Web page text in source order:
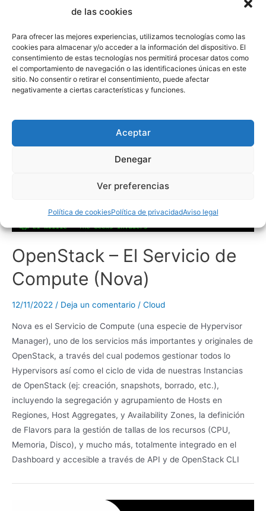
de las cookies
Para ofrecer las mejores experiencias, utilizamos tecnologías como las
cookies para almacenar y/o acceder a la información del dispositivo. El
consentimiento de estas tecnologías nos permitirá procesar datos como
el comportamiento de navegación o las identificaciones únicas en este
sitio. No consentir o retirar el consentimiento, puede afectar
negativamente a ciertas características y funciones.
Aceptar
Denegar
Ver preferencias
Política de cookiesPolítica de privacidadAviso legal
opciones avanzadas como especificar la versión de Kubernets,
soporte para varios Nodos, ejecución de Registry Docker, etc.,
además de ser extensible mediante Addons. Una herramienta
fundamental hoy en día
OpenStack – El Servicio de
Compute (Nova)
12/11/2022 / Deja un comentario / Cloud
Nova es el Servicio de Compute (una especie de Hypervisor
Manager), uno de los servicios más importantes y originales de
OpenStack, a través del cual podemos gestionar todos lo
Hypervisors así como el ciclo de vida de nuestras Instancias
de OpenStack (ej: creación, snapshots, borrado, etc.),
incluyendo la segregación y agrupamiento de Hosts en
Regiones, Host Aggregates, y Availability Zones, la definición
de Flavors para la gestión de tallas de los recursos (CPU,
Memoria, Disco), y mucho más, totalmente integrado en el
Dashboard y accesible a través de API y de OpenStack CLI